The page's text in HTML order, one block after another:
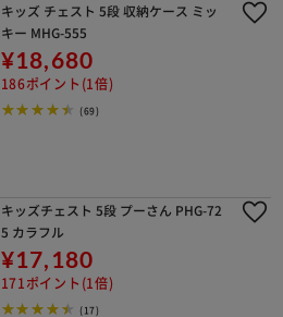
キッズ チェスト 5段 収納ケース ミッ
キー MHG-555
¥18,680
186ポイント(1倍)
(69)
キッズチェスト 5段 プーさん PHG-72
5 カラフル
¥17,180
171ポイント(1倍)
(17)